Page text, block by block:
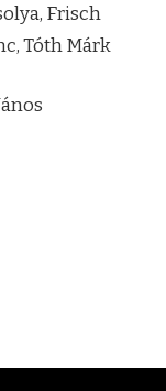
Frisch
Tóth Márk